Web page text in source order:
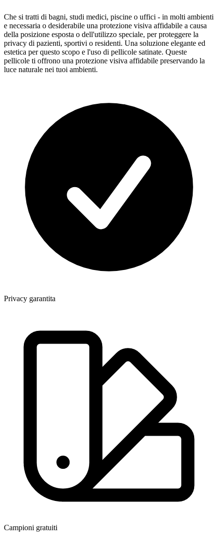
Che si tratti di bagni, studi medici, piscine o uffici - in molti ambienti
e necessaria o desiderabile una protezione visiva affidabile a causa
della posizione esposta o dell'utilizzo speciale, per proteggere la
privacy di pazienti, sportivi o residenti. Una soluzione elegante ed
estetica per questo scopo e l'uso di pellicole satinate. Queste
pellicole ti offrono una protezione visiva affidabile preservando la
luce naturale nei tuoi ambienti.
Privacy garantita
Campioni gratuiti